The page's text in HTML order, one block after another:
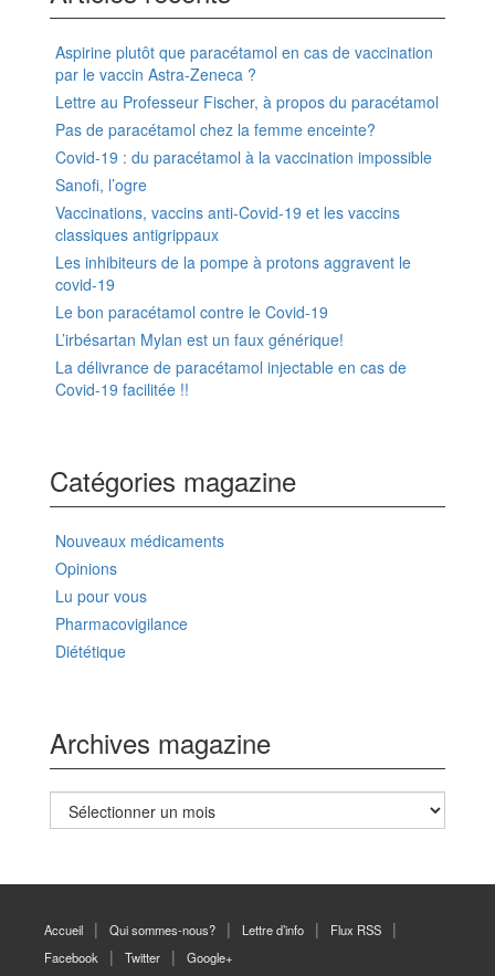
Aspirine plutôt que paracétamol en cas de vaccination
par le vaccin Astra-Zeneca ?
Lettre au Professeur Fischer, à propos du paracétamol
Pas de paracétamol chez la femme enceinte?
Covid-19 : du paracétamol à la vaccination impossible
Sanofi, l’ogre
Vaccinations, vaccins anti-Covid-19 et les vaccins
classiques antigrippaux
Les inhibiteurs de la pompe à protons aggravent le
covid-19
Le bon paracétamol contre le Covid-19
L’irbésartan Mylan est un faux générique!
La délivrance de paracétamol injectable en cas de
Covid-19 facilitée !!
Catégories magazine
Nouveaux médicaments
Opinions
Lu pour vous
Pharmacovigilance
Diététique
Archives magazine
Archives
magazine
Accueil Qui sommes-nous? Lettre d’info
Flux RSS
Facebook
Twitter Google+